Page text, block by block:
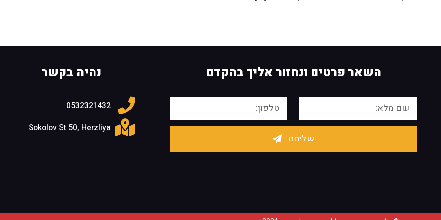
השאר פרטים ונחזור אליך בהקדם
שליחה
נהיה בקשר
0532321432
Sokolov St 50, Herzliya